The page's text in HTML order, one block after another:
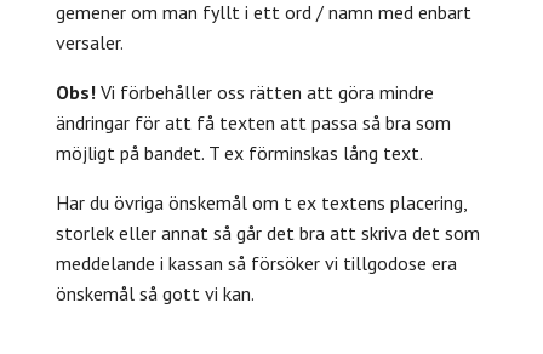
gemener om man fyllt i ett ord / namn med enbart
versaler.
Obs! Vi förbehåller oss rätten att göra mindre
ändringar för att få texten att passa så bra som
möjligt på bandet. T ex förminskas lång text.
Har du övriga önskemål om t ex textens placering,
storlek eller annat så går det bra att skriva det som
meddelande i kassan så försöker vi tillgodose era
önskemål så gott vi kan.